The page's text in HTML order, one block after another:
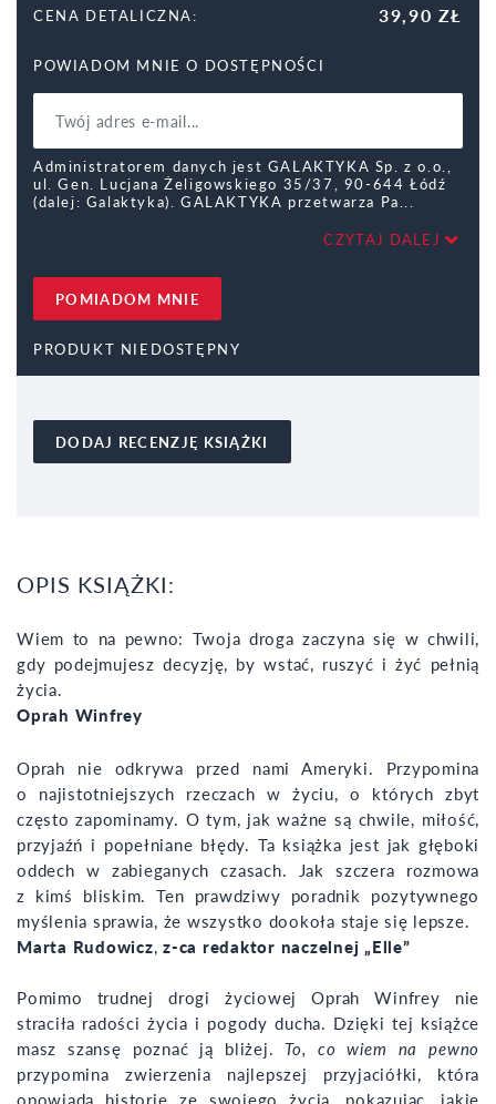
CENA DETALICZNA: 39,90 ZŁ
POWIADOM MNIE O DOSTĘPNOŚCI
Administratorem danych jest GALAKTYKA Sp. z o.o.,
ul. Gen. Lucjana Żeligowskiego 35/37, 90-644 Łódź
(dalej: Galaktyka). GALAKTYKA przetwarza Pa
CZYTAJ DALEJ
POMIADOM MNIE
PRODUKT NIEDOSTĘPNY
DODAJ RECENZJĘ KSIĄŻKI
OPIS KSIĄŻKI:
Wiem to na pewno: Twoja droga zaczyna się w chwili,
gdy podejmujesz decyzję, by wstać, ruszyć i żyć pełnią
życia.
Oprah Winfrey
Oprah nie odkrywa przed nami Ameryki. Przypomina
o najistotniejszych rzeczach w życiu, o których zbyt
często zapominamy. O tym, jak ważne są chwile, miłość,
przyjaźń i popełniane błędy. Ta książka jest jak głęboki
oddech w zabieganych czasach. Jak szczera rozmowa
z kimś bliskim. Ten prawdziwy poradnik pozytywnego
myślenia sprawia, że wszystko dookoła staje się lepsze.
Marta Rudowicz, z-ca redaktor naczelnej „Elle”
Pomimo trudnej drogi życiowej Oprah Winfrey nie
straciła radości życia i pogody ducha. Dzięki tej książce
masz szansę poznać ją bliżej.To, co wiem na pewno
przypomina zwierzenia najlepszej przyjaciółki, która
opowiada historie ze swojego życia, pokazując, jakie